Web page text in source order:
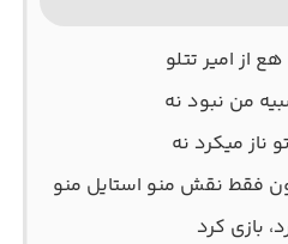
از امیر تتلو
من نبود نه
ناز میکرد نه
فقط نقش منو استایل منو
بازی کرد